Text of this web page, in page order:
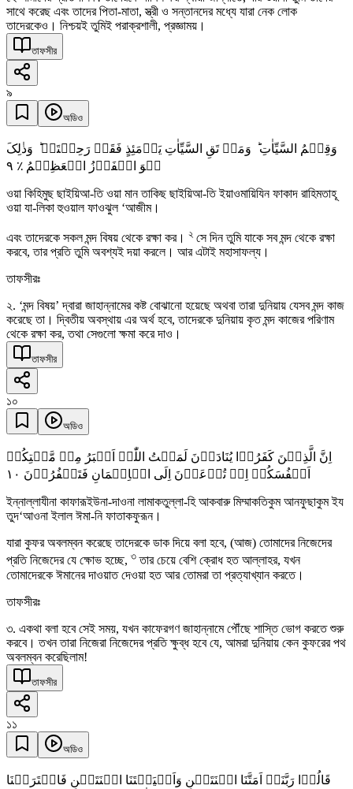
সাথে করেছ এবং তাদের পিতা-মাতা, স্ত্রী ও সন্তানদের মধ্যে যারা নেক লোক
তাদেরকেও। নিশ্চয়ই তুমিই পরাক্রশালী, প্রজ্ঞাময়।
তাফসীর
৯
অডিও
وَقِہِمُ السَّیِّاٰتِ ؕ وَمَنۡ تَقِ السَّیِّاٰتِ یَوۡمَئِذٍ فَقَدۡ رَحِمۡتَہٗ ؕ وَذٰلِکَ
ہُوَ الۡفَوۡزُ الۡعَظِیۡمُ ٪ ٩
ওয়া কিহিমুছ ছাইয়িআ-তি ওয়া মান তাকিছ ছাইয়িআ-তি ইয়াওমায়িযিন ফাকাদ রাহিমতাহূ
ওয়া যা-লিকা হুওয়াল ফাওঝুল ‘আজীম।
এবং তাদেরকে সকল মন্দ বিষয় থেকে রক্ষা কর। ২ সে দিন তুমি যাকে সব মন্দ থেকে রক্ষা
করবে, তার প্রতি তুমি অবশ্যই দয়া করলে। আর এটাই মহাসাফল্য।
তাফসীরঃ
২. ‘মন্দ বিষয়’ দ্বারা জাহান্নামের কষ্ট বোঝানো হয়েছে অথবা তারা দুনিয়ায় যেসব মন্দ কাজ
করেছে তা। দ্বিতীয় অবস্থায় এর অর্থ হবে, তাদেরকে দুনিয়ায় কৃত মন্দ কাজের পরিণাম
থেকে রক্ষা কর, তথা সেগুলো ক্ষমা করে দাও।
তাফসীর
১০
অডিও
اِنَّ الَّذِیۡنَ کَفَرُوۡا یُنَادَوۡنَ لَمَقۡتُ اللّٰہِ اَکۡبَرُ مِنۡ مَّقۡتِکُمۡ
اَنۡفُسَکُمۡ اِذۡ تُدۡعَوۡنَ اِلَی الۡاِیۡمَانِ فَتَکۡفُرُوۡنَ ١۰
ইন্নাল্লাযীনা কাফারূইউনা-দাওনা লামাকতুল্লা-হি আকবারু মিম্মাকতিকুম আনফুছাকুম ইয
তুদ‘আওনা ইলাল ঈমা-নি ফাতাকফুরূন।
যারা কুফর অবলম্বন করেছে তাদেরকে ডাক দিয়ে বলা হবে, (আজ) তোমাদের নিজেদের
প্রতি নিজেদের যে ক্ষোভ হচ্ছে, ৩ তার চেয়ে বেশি ক্রোধ হত আল্লাহর, যখন
তোমাদেরকে ঈমানের দাওয়াত দেওয়া হত আর তোমরা তা প্রত্যাখ্যান করতে।
তাফসীরঃ
৩. একথা বলা হবে সেই সময়, যখন কাফেরগণ জাহান্নামে পৌঁছে শাস্তি ভোগ করতে শুরু
করবে। তখন তারা নিজেরা নিজেদের প্রতি ক্ষুব্ধ হবে যে, আমরা দুনিয়ায় কেন কুফরের পথ
অবলম্বন করেছিলাম!
তাফসীর
১১
অডিও
قَالُوۡا رَبَّنَاۤ اَمَتَّنَا اثۡنَتَیۡنِ وَاَحۡیَیۡتَنَا اثۡنَتَیۡنِ فَاعۡتَرَفۡنَا